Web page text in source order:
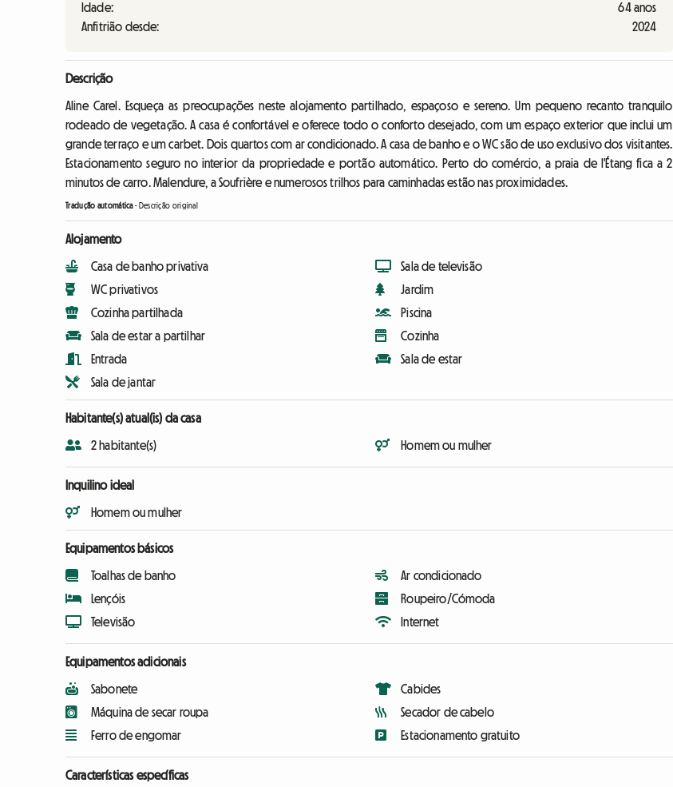
Idade:
64 anos
Anfitrião desde:
2024
Descrição
Aline Carel. Esqueça as preocupações neste alojamento partilhado, espaçoso e sereno. Um pequeno recanto tranquilo
rodeado de vegetação. A casa é confortável e oferece todo o conforto desejado, com um espaço exterior que inclui um
grande terraço e um carbet. Dois quartos com ar condicionado. A casa de banho e o WC são de uso exclusivo dos visitantes.
Estacionamento seguro no interior da propriedade e portão automático. Perto do comércio, a praia de l'Étang fica a 2
minutos de carro. Malendure, a Soufrière e numerosos trilhos para caminhadas estão nas proximidades.
Tradução automática- Descrição original
Alojamento
Casa de banho privativa
WC privativos
Cozinha partilhada
Sala de estar a partilhar
Entrada
Sala de jantar
Sala de televisão
Jardim
Piscina
Cozinha
Sala de estar
Habitante(s) atual(is) da casa
2 habitante(s) Homem ou mulher
Inquilino ideal
Homem ou mulher
Equipamentos básicos
Toalhas de banho
Lençóis
Televisão
Ar condicionado
Roupeiro/Cómoda
Internet
Equipamentos adicionais
Sabonete
Máquina de secar roupa
Ferro de engomar
Cabides
Secador de cabelo
Estacionamento gratuito
Características específicas